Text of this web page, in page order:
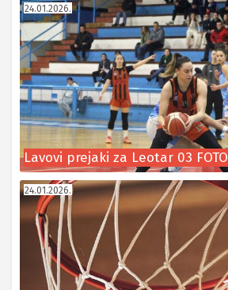
24.01.2026.
Lavovi prejaki za Leotar 03 FOTO
24.01.2026.